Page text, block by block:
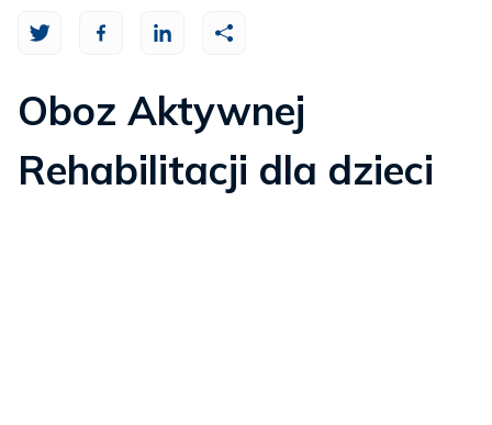
Oboz Aktywnej
Rehabilitacji dla dzieci